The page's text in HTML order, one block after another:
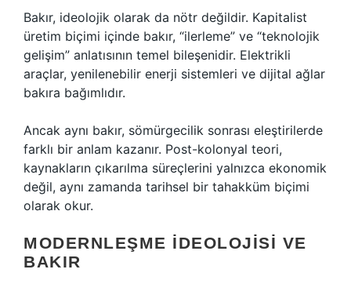
Bakır, ideolojik olarak da nötr değildir. Kapitalist
üretim biçimi içinde bakır, “ilerleme” ve “teknolojik
gelişim” anlatısının temel bileşenidir. Elektrikli
araçlar, yenilenebilir enerji sistemleri ve dijital ağlar
bakıra bağımlıdır.
Ancak aynı bakır, sömürgecilik sonrası eleştirilerde
farklı bir anlam kazanır. Post-kolonyal teori,
kaynakların çıkarılma süreçlerini yalnızca ekonomik
değil, aynı zamanda tarihsel bir tahakküm biçimi
olarak okur.
MODERNLEŞME İDEOLOJISI VE
BAKIR